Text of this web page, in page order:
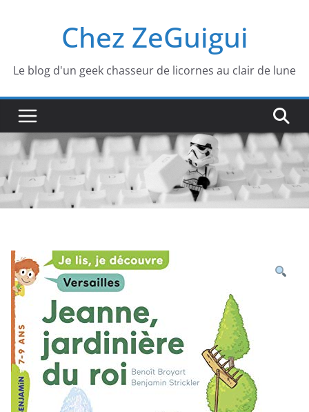
Chez ZeGuigui
Le blog d'un geek chasseur de licornes au clair de lune